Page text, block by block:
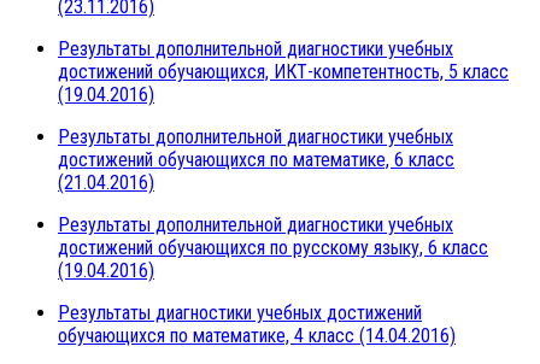
(23.11.2016)
Результаты дополнительной диагностики учебных
достижений обучающихся, ИКТ-компетентность, 5 класс
(19.04.2016)
Результаты дополнительной диагностики учебных
достижений обучающихся по математике, 6 класс
(21.04.2016)
Результаты дополнительной диагностики учебных
достижений обучающихся по русскому языку, 6 класс
(19.04.2016)
Результаты диагностики учебных достижений
обучающихся по математике, 4 класс (14.04.2016)